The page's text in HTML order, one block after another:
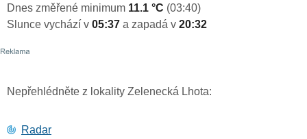
Dnes změřené minimum 11.1 °C (03:40)
Slunce vychází v 05:37 a zapadá v 20:32
Nepřehlédněte z lokality Zelenecká Lhota:
Radar